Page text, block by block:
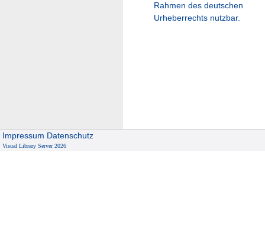
Rahmen des deutschen
Urheberrechts nutzbar.
Impressum Datenschutz
Visual Library Server 2026